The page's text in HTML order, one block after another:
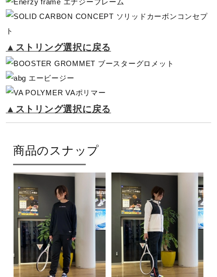
01）2024年秋冬
▲ストリング選択に戻る
▲ストリング選択に戻る
商品のスナップ